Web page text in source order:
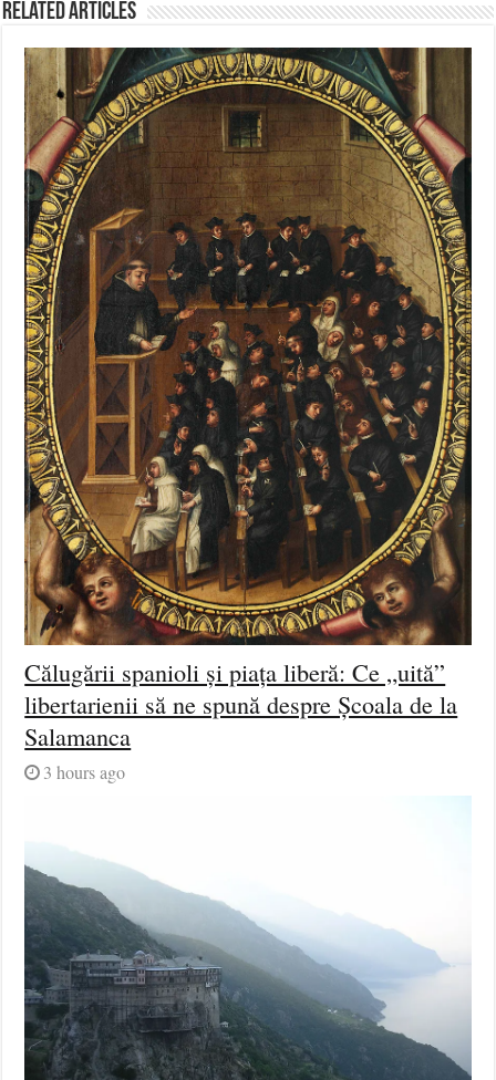
Related Articles
Călugării spanioli și piața liberă: Ce „uită”
libertarienii să ne spună despre Școala de la
Salamanca
3 hours ago